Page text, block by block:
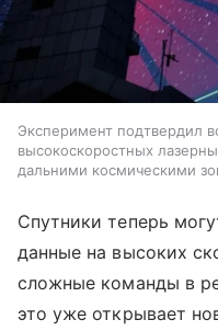
Эксперимент подтвердил
высокоскоростных
дальними космическими
Спутники теперь
данные на высоких
сложные команды в
это уже открывает